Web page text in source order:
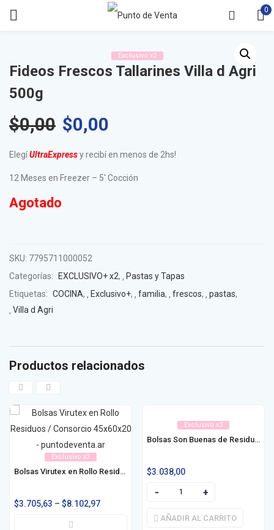
0
Exclusivo x2
Fideos Frescos Tallarines Villa d Agri
500g
$0,00 $0,00
ElegíUltraExpressy recibí en menos de 2hs!
12 Meses en Freezer – 5′ Cocción
Agotado
SKU: 7795711000052
Categorías:
EXCLUSIVO+ x2,
Pastas y Tapas
Etiquetas: COCINA, Exclusivo+, familia, frescos, pastas,
Villa d Agri
Productos relacionados
Exclusivo x3
Bolsas Virutex en Rollo Residuos / Consorcio
$3.705,63 – $8.102,97
Exclusivo x3
Bolsas Son Buenas de Residuos / Consorcio en Rollo 45x60x30u
$3.038,00
AÑADIR AL CARRITO